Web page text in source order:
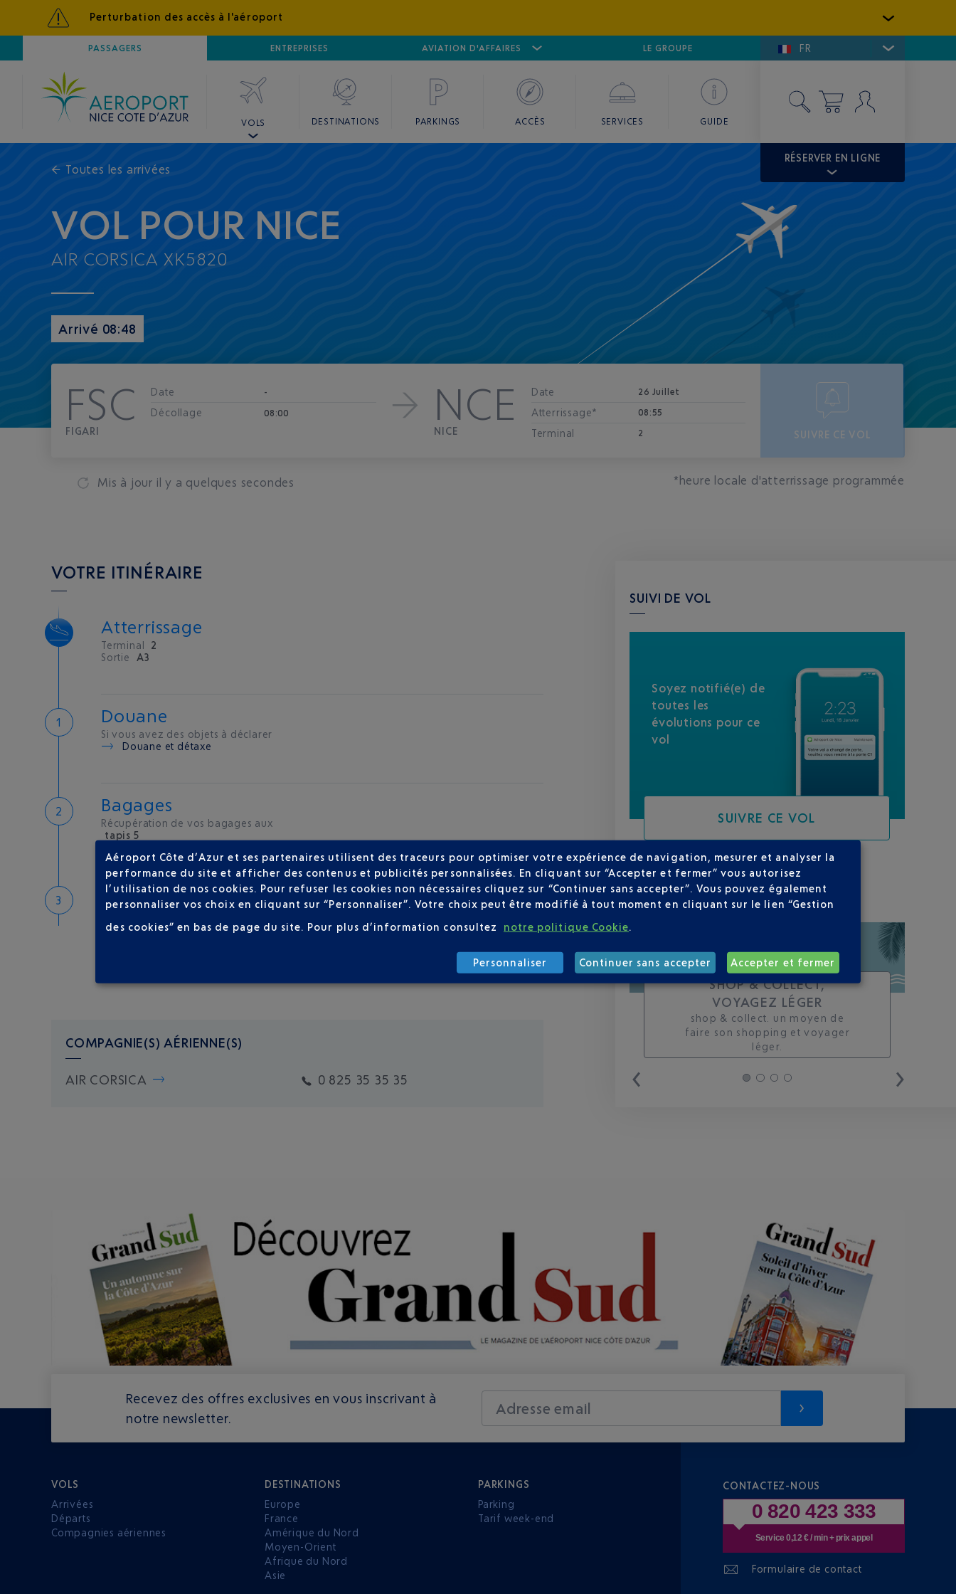
Perturbation des accès à l'aéroport
PASSAGERS ENTREPRISES AVIATION D'AFFAIRES
AÉROPORTNICE CÔTE D'AZUR AÉROPORT CANNES MANDELIEU GOLFE DE SAINT-TROPEZ
LE GROUPE FR
VOLS DESTINATIONS PARKINGS ACCÈS SERVICES GUIDE
RÉSERVER EN LIGNE
← Toutes les arrivées
VOL POUR NICE
AIR CORSICA XK5820
Arrivé 08:48
FSC
FIGARI
Date -
Décollage 08:00 NCE
NICE
Date 26 Juillet
Atterrissage* 08:55
Terminal 2 SUIVRE CE VOL
Mis à jour il y a quelques secondes *heure locale d'atterrissage programmée
VOTRE ITINÉRAIRE
Atterrissage
Terminal
2
Sortie
A3
Douane
Si vous avez des objets à déclarer
Douane et détaxe
Bagages
Récupération de vos bagages aux
tapis 5
Bienvenue sur la Côte d'Azur
Hôtels de proximité 27 °C
COMPAGNIE(S) AÉRIENNE(S)
AIR CORSICA 0 825 35 35 35
SUIVI DE VOL
Soyez notifié(e) de
toutes les
évolutions pour ce
vol
SUIVRE CE VOL
SUR VOTRE PARCOURS
SHOP & COLLECT,
VOYAGEZ LÉGER
shop & collect. un moyen de
faire son shopping et voyager
léger.
Recevez des offres exclusives en vous inscrivant à
notre newsletter.
Adresse email
VOLS
Arrivées
Départs
Compagnies aériennes
DESTINATIONS
Europe
France
Amérique du Nord
Moyen-Orient
Afrique du Nord
Asie
PARKINGS
Parking
Tarif week-end
CONTACTEZ-NOUS
0 820 423 333
Service 0,12 € / min + prix appel
Formulaire de contact
Aéroport Côte d’Azur et ses partenaires utilisent des traceurs pour optimiser votre expérience de navigation, mesurer et analyser la
performance du site et afficher des contenus et publicités personnalisées. En cliquant sur “Accepter et fermer” vous autorisez
l’utilisation de nos cookies. Pour refuser les cookies non nécessaires cliquez sur “Continuer sans accepter”. Vous pouvez également
personnaliser vos choix en cliquant sur “Personnaliser”. Votre choix peut être modifié à tout moment en cliquant sur le lien “Gestion
des cookies” en bas de page du site. Pour plus d’information consultez notre politique Cookie
Personnaliser Continuer sans accepter Accepter et fermer